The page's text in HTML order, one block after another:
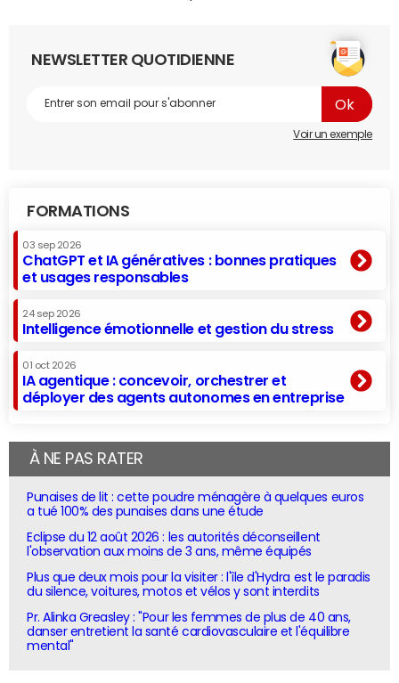
NEWSLETTER QUOTIDIENNE
Voir un exemple
FORMATIONS
03 sep 2026
ChatGPT et IA génératives : bonnes pratiques
et usages responsables
24 sep 2026
Intelligence émotionnelle et gestion du stress
01 oct 2026
IA agentique : concevoir, orchestrer et
déployer des agents autonomes en entreprise
À NE PAS RATER
Punaises de lit : cette poudre ménagère à quelques euros
a tué 100% des punaises dans une étude
Eclipse du 12 août 2026 : les autorités déconseillent
l'observation aux moins de 3 ans, même équipés
Plus que deux mois pour la visiter : l'île d'Hydra est le paradis
du silence, voitures, motos et vélos y sont interdits
Pr. Alinka Greasley : "Pour les femmes de plus de 40 ans,
danser entretient la santé cardiovasculaire et l'équilibre
mental"